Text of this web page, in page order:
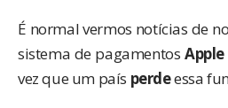
É normal vermos notícias de
sistema de pagamentos
vez que um país perdeessa